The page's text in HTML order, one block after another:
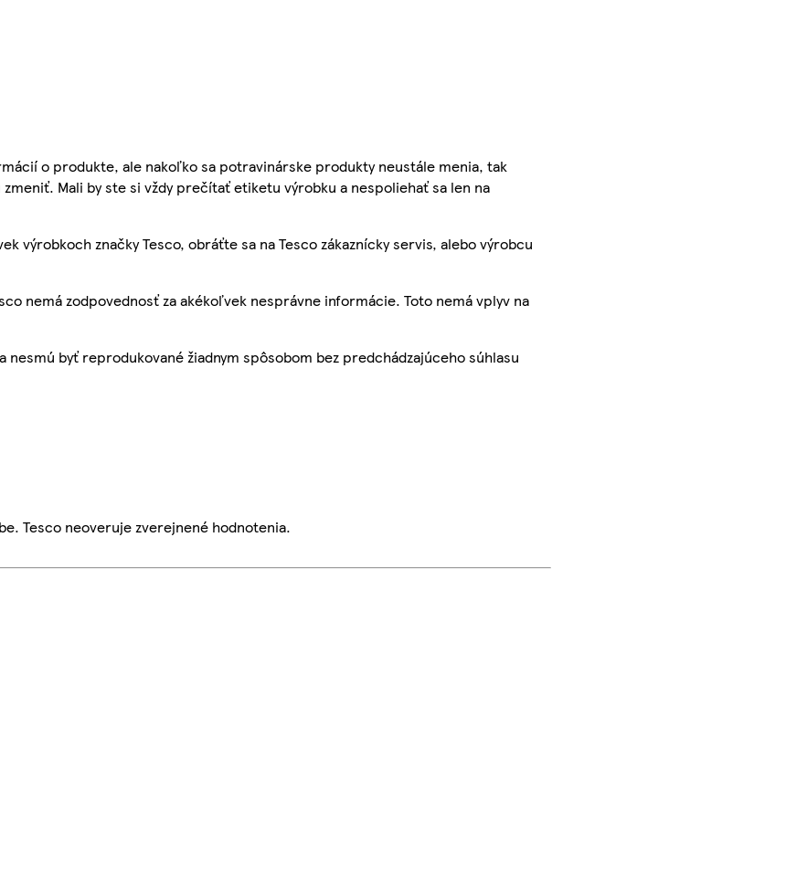
o produkte, ale nakoľko sa potravinárske produkty neustále menia, tak
Mali by ste si vždy prečítať etiketu výrobku a nespoliehať sa len na
výrobkoch značky Tesco, obráťte sa na Tesco zákaznícky servis, alebo výrobcu
nemá zodpovednosť za akékoľvek nesprávne informácie. Toto nemá vplyv na
byť reprodukované žiadnym spôsobom bez predchádzajúceho súhlasu
Tesco neoveruje zverejnené hodnotenia.